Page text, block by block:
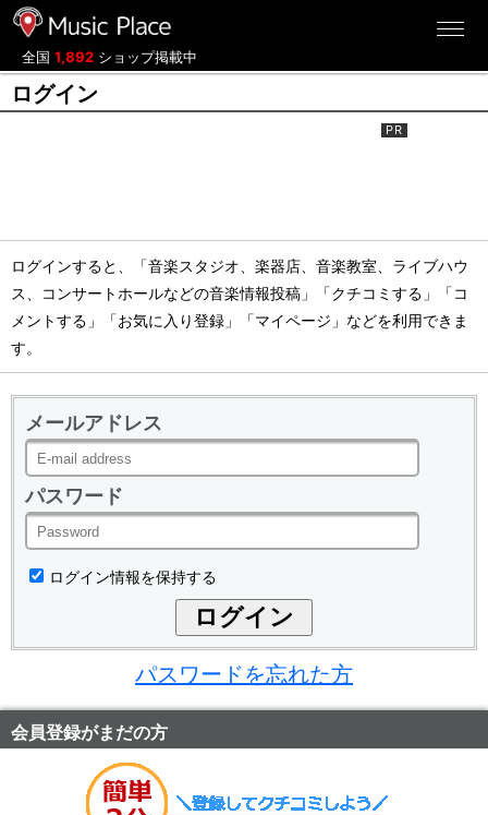
全国 1,892 ショップ掲載中
ログイン
ログインすると、「音楽スタジオ、楽器店、音楽教室、ライブハウ
ス、コンサートホールなどの音楽情報投稿」「クチコミする」「コ
メントする」「お気に入り登録」「マイページ」などを利用できま
す。
メールアドレス
パスワード
ログイン情報を保持する
パスワードを忘れた方
会員登録がまだの方